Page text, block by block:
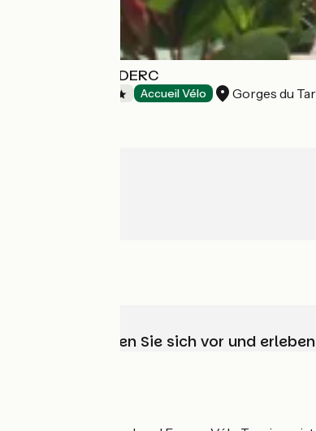
CAMPING COUDERC
Accueil Vélo Gorges du
Wählen, bereiten Sie sich vor und